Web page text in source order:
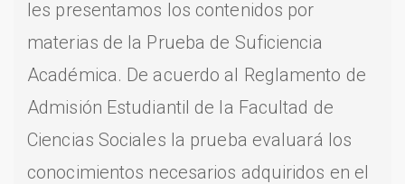
les presentamos los contenidos por
materias de la Prueba de Suficiencia
Académica. De acuerdo al Reglamento de
Admisión Estudiantil de la Facultad de
Ciencias Sociales la prueba evaluará los
conocimientos necesarios adquiridos en el